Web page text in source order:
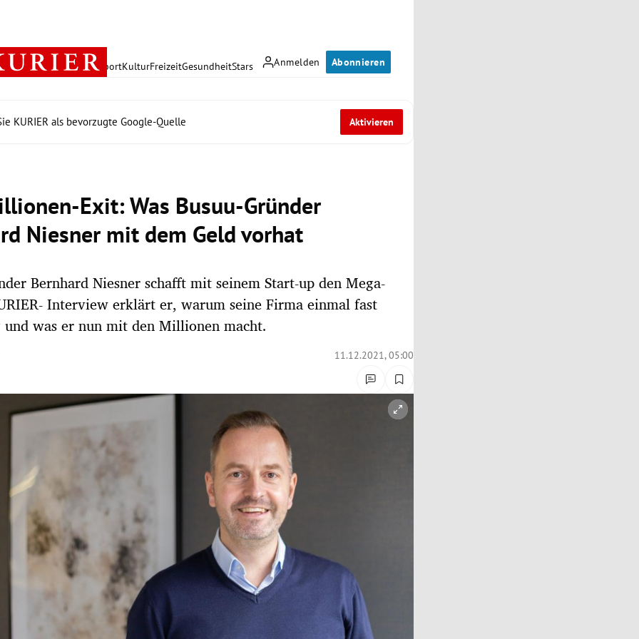
Anmelden Abonnieren
PolitikWirtschaft SportKulturFreizeitGesundheitStars
KURIER als bevorzugte Google-Quelle Aktivieren
Exit: Was Busuu-Gründer
Niesner mit dem Geld vorhat
Bernhard Niesner schafft mit seinem Start-up den Mega-
Interview erklärt er, warum seine Firma einmal fast
was er nun mit den Millionen macht.
11.12.2021, 05:00
öffnen/schließen